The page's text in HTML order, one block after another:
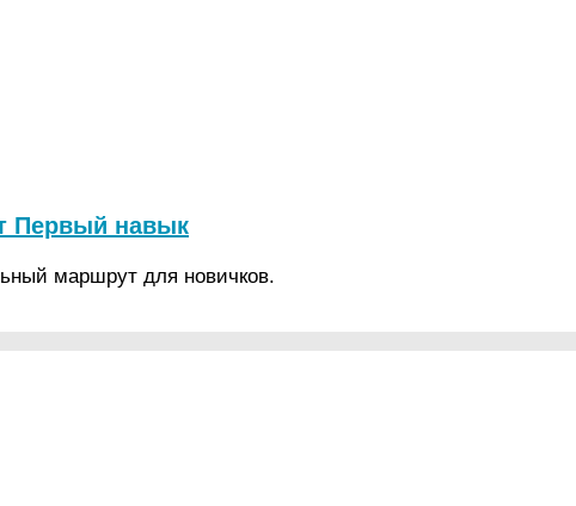
Первый навык
маршрут для новичков.